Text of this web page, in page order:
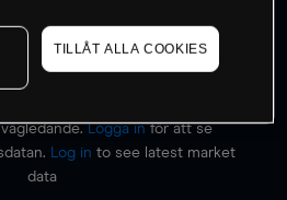
Logga inför att se
Log in to see latest market
data
TILLÅT ALLA COOKIES